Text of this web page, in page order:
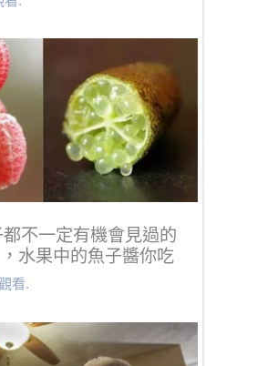
不一定有機會見過的
，水果中的魚子醬你吃
看.